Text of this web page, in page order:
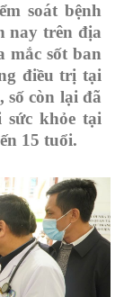
soát bệnh
nay trên địa
mắc sốt ban
điều trị tại
còn lại đã
sức khỏe tại
15 tuổi.